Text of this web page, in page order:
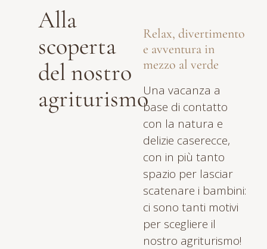
Alla
scoperta
del nostro
agriturismo
Relax, divertimento
e avventura in
mezzo al verde
Una vacanza a
base di contatto
con la natura e
delizie caserecce,
con in più tanto
spazio per lasciar
scatenare i bambini:
ci sono tanti motivi
per scegliere il
nostro agriturismo!